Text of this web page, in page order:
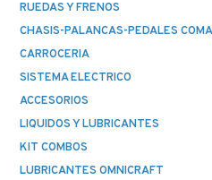
RUEDAS Y FRENOS
CHASIS-PALANCAS-PEDALES
CARROCERIA
SISTEMA ELECTRICO
ACCESORIOS
LIQUIDOS Y LUBRICANTES
KIT COMBOS
LUBRICANTES OMNICRAFT